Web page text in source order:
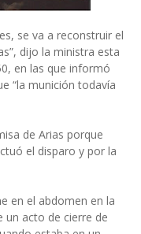
se va a reconstruir el
dijo la ministra esta
en las que informó
“la munición todavía
de Arias porque
el disparo y por la
en el abdomen en la
un acto de cierre de